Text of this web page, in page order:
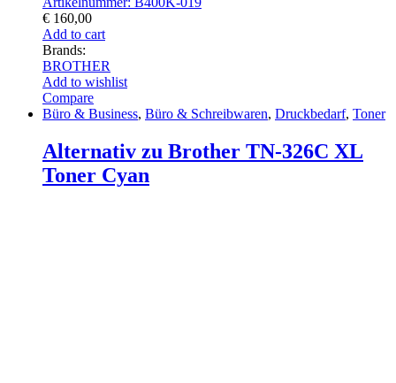
€ 160,00
Add to cart
Brands:
BROTHER
Add to wishlist
Compare
Büro & Business, Büro & Schreibwaren, Druckbedarf, Toner
Alternativ zu Brother TN-326C XL
Toner Cyan